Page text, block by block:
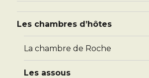
Les chambres d’hôtes
La chambre de Roche
Les assous